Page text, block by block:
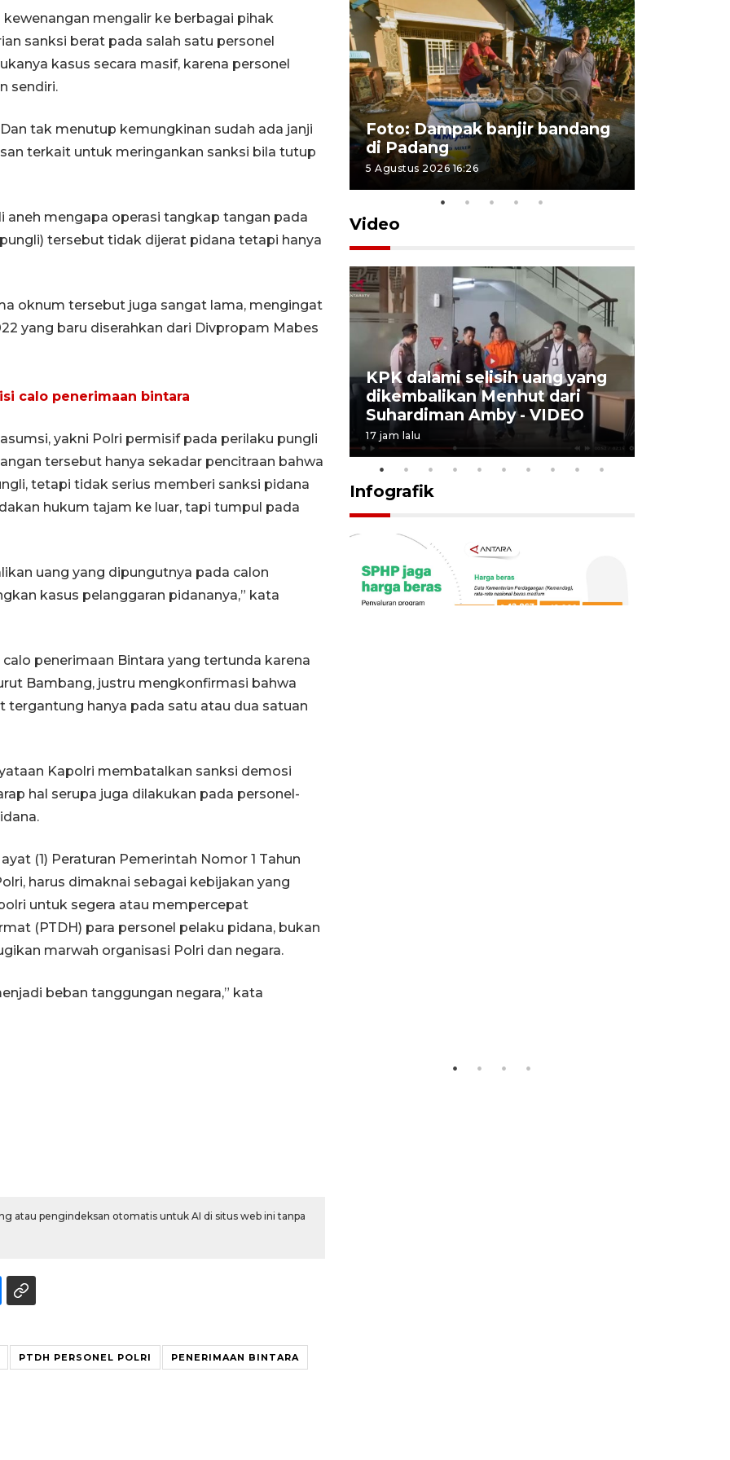
mengalir ke berbagai pihak
sanksi berat pada salah satu personel
kasus secara masif, karena personel
sendiri.
tak menutup kemungkinan sudah ada janji
terkait untuk meringankan sanksi bila tutup
aneh mengapa operasi tangkap tangan pada
tersebut tidak dijerat pidana tetapi hanya
oknum tersebut juga sangat lama, mengingat
yang baru diserahkan dari Divpropam Mabes
calo penerimaan bintara
yakni Polri permisif pada perilaku pungli
tersebut hanya sekadar pencitraan bahwa
tetapi tidak serius memberi sanksi pidana
hukum tajam ke luar, tapi tumpul pada
uang yang dipungutnya pada calon
kasus pelanggaran pidananya,” kata
penerimaan Bintara yang tertunda karena
Bambang, justru mengkonfirmasi bahwa
hanya pada satu atau dua satuan
Kapolri membatalkan sanksi demosi
hal serupa juga dilakukan pada personel-
(1) Peraturan Pemerintah Nomor 1 Tahun
harus dimaknai sebagai kebijakan yang
untuk segera atau mempercepat
(PTDH) para personel pelaku pidana, bukan
marwah organisasi Polri dan negara.
beban tanggungan negara,” kata
atau pengindeksan otomatis untuk AI di situs web ini tanpa
PTDH PERSONEL POLRI PENERIMAAN BINTARA
Foto: Lokasi ledakan bom
rakitan di Padang
Foto: Dampak banjir bandang
di Padang
5 Agustus 2026 16:26
Video
Polonia Medan diduga akibat
21 Juli 2026 15:45
KPK dalami selisih uang yang
dikembalikan Menhut dari
Suhardiman Amby - VIDEO
17 jam lalu
Infografik
132 ribu keluarga graduasi dari